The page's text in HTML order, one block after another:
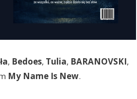
, Bedoes, Tulia, BARANOVSKI,
My Name Is New.